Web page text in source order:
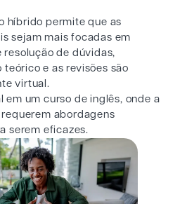
híbrido permite que as
sejam mais focadas em
de dúvidas,
e as revisões são
virtual.
em um curso de inglês, onde a
abordagens
serem eficazes.